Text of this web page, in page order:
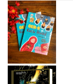
Isty Daiyah
Jejak Karya Impian
Desi Wulan Sari
Refleksi Histori